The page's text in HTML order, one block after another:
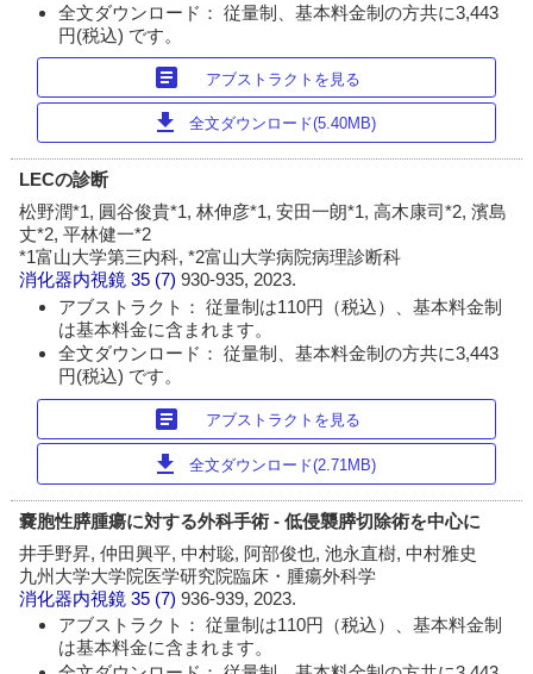
全文ダウンロード： 従量制、基本料金制の方共に3,443
円(税込) です。
article アブストラクトを見る
download 全文ダウンロード(5.40MB)
LECの診断
松野潤*1, 圓谷俊貴*1, 林伸彦*1, 安田一朗*1, 高木康司*2, 濱島
丈*2, 平林健一*2
*1富山大学第三内科, *2富山大学病院病理診断科
消化器内視鏡 35 (7)930-935, 2023.
アブストラクト： 従量制は110円（税込）、基本料金制
は基本料金に含まれます。
全文ダウンロード： 従量制、基本料金制の方共に3,443
円(税込) です。
article アブストラクトを見る
download 全文ダウンロード(2.71MB)
嚢胞性膵腫瘍に対する外科手術 - 低侵襲膵切除術を中心に
井手野昇, 仲田興平, 中村聡, 阿部俊也, 池永直樹, 中村雅史
九州大学大学院医学研究院臨床・腫瘍外科学
消化器内視鏡 35 (7)936-939, 2023.
アブストラクト： 従量制は110円（税込）、基本料金制
は基本料金に含まれます。